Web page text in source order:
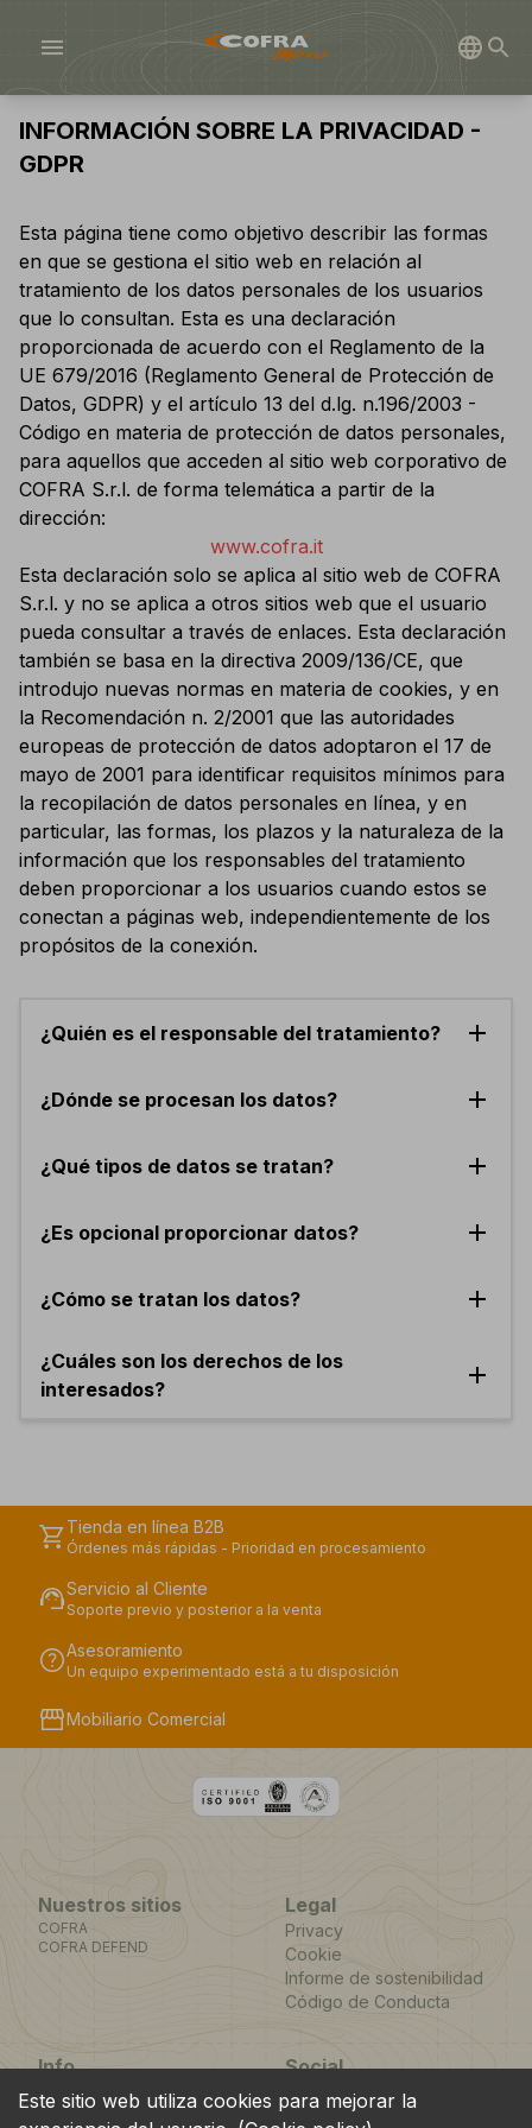
menu
INFORMACIÓN SOBRE LA PRIVACIDAD -
GDPR
Esta página tiene como objetivo describir las formas
en que se gestiona el sitio web en relación al
tratamiento de los datos personales de los usuarios
que lo consultan. Esta es una declaración
proporcionada de acuerdo con el Reglamento de la
UE 679/2016 (Reglamento General de Protección de
Datos, GDPR) y el artículo 13 del d.lg. n.196/2003 -
Código en materia de protección de datos personales,
para aquellos que acceden al sitio web corporativo de
COFRA S.r.l. de forma telemática a partir de la
dirección:
www.cofra.it
Esta declaración solo se aplica al sitio web de COFRA
S.r.l. y no se aplica a otros sitios web que el usuario
pueda consultar a través de enlaces. Esta declaración
también se basa en la directiva 2009/136/CE, que
introdujo nuevas normas en materia de cookies, y en
la Recomendación n. 2/2001 que las autoridades
europeas de protección de datos adoptaron el 17 de
mayo de 2001 para identificar requisitos mínimos para
la recopilación de datos personales en línea, y en
particular, las formas, los plazos y la naturaleza de la
información que los responsables del tratamiento
deben proporcionar a los usuarios cuando estos se
conectan a páginas web, independientemente de los
propósitos de la conexión.
¿Quién es el responsable del tratamiento? add
¿Dónde se procesan los datos? add
¿Qué tipos de datos se tratan? add
¿Es opcional proporcionar datos? add
¿Cómo se tratan los datos? add
¿Cuáles son los derechos de los
interesados?
add
shopping_cartTienda en línea B2B
Órdenes más rápidas - Prioridad en procesamiento
support_agentServicio al Cliente
Soporte previo y posterior a la venta
helpAsesoramiento
Un equipo experimentado está a tu disposición
storefrontMobiliario Comercial
Nuestros sitios
COFRA
COFRA DEFEND
Legal
Privacy
Cookie
Informe de sostenibilidad
Código de Conducta
Info
location_on
Via dell’Euro 53-57-59,
76121 Barletta - BT -
Social
Facebook
Instagram
YoutubeLinkedIn
Este sitio web utiliza cookies para mejorar la